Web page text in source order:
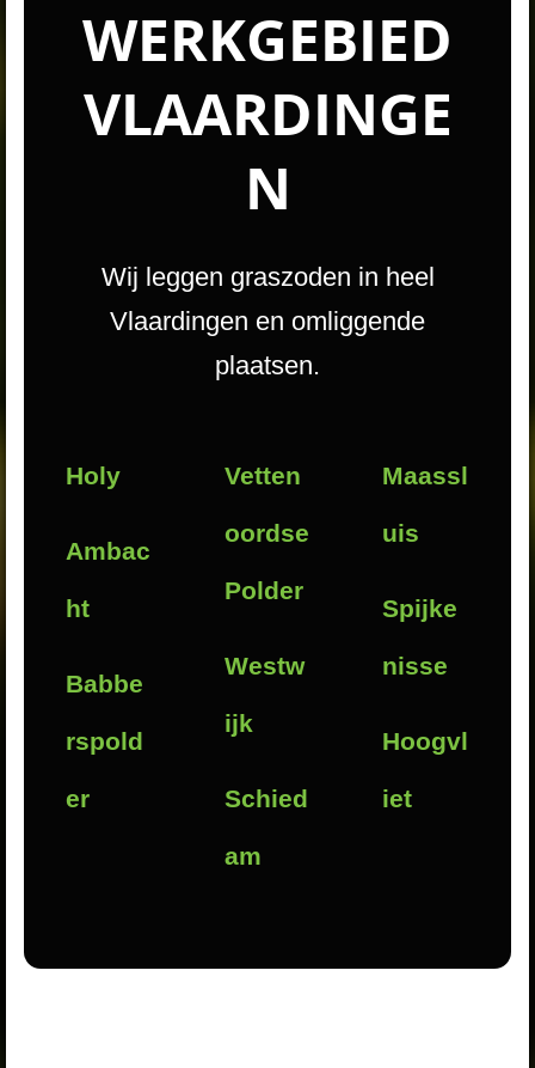
WERKGEBIED
VLAARDINGE
N
Wij leggen graszoden in heel
Vlaardingen en omliggende
plaatsen.
Holy
Ambac
ht
Babbe
rspold
er
Vetten
oordse
Polder
Westw
ijk
Schied
am
Maassl
uis
Spijke
nisse
Hoogvl
iet